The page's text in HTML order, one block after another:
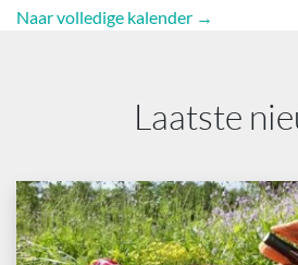
Naar volledige kalender →
Laatste